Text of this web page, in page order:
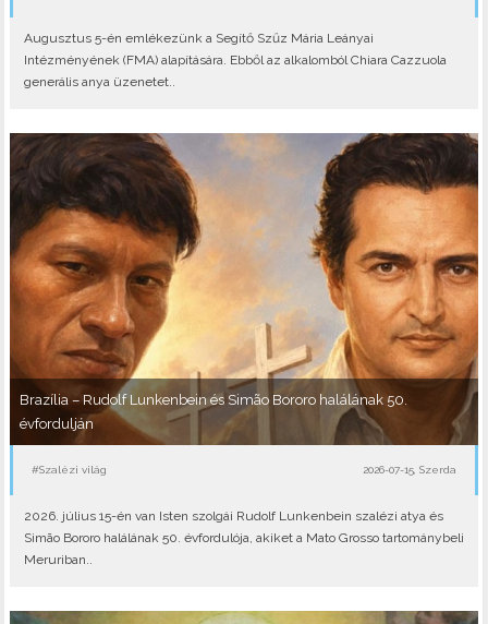
Augusztus 5-én emlékezünk a Segítő Szűz Mária Leányai
Intézményének (FMA) alapítására. Ebből az alkalomból Chiara Cazzuola
generális anya üzenetet..
Brazília – Rudolf Lunkenbein és Simão Bororo halálának 50.
évfordulján
#Szalézi világ 2026-07-15, Szerda
2026. július 15-én van Isten szolgái Rudolf Lunkenbein szalézi atya és
Simão Bororo halálának 50. évfordulója, akiket a Mato Grosso tartománybeli
Meruriban..